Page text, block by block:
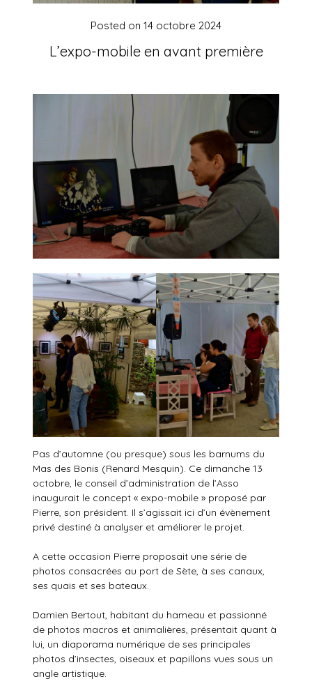
L’expo-mobile en avant première
Posted on 14 octobre 2024
Pas d’automne (ou presque) sous les barnums du
Mas des Bonis (Renard Mesquin). Ce dimanche 13
octobre, le conseil d’administration de l’Asso
inaugurait le concept « expo-mobile » proposé par
Pierre, son président. Il s’agissait ici d’un évènement
privé destiné à analyser et améliorer le projet.
A cette occasion Pierre proposait une série de
photos consacrées au port de Sète, à ses canaux,
ses quais et ses bateaux.
Damien Bertout, habitant du hameau et passionné
de photos macros et animalières, présentait quant à
lui, un diaporama numérique de ses principales
photos d’insectes, oiseaux et papillons vues sous un
angle artistique.